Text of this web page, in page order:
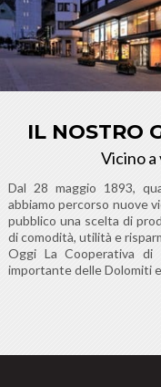
IL NOSTRO
Vicino a
Dal 28 maggio 1893,
abbiamo percorso nuove
pubblico una scelta di
di comodità, utilità e
Oggi La Cooperativa di
importante delle Dolomiti